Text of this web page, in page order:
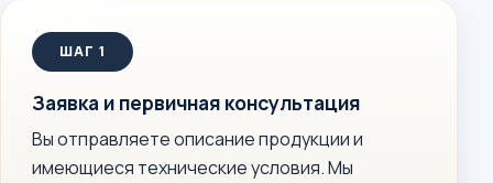
Заявка и первичная консультация
Вы отправляете описание продукции и
имеющиеся технические условия. Мы